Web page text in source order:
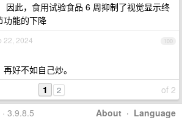
因此，食用试验食品 6 周抑制了视觉显示终
功能的下降
100
22, 2024
好不如自己炒。
of 2
1 2
About · Language
3.9.8.5